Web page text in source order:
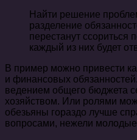
Найти решение
разделение
перестанут ссориться
каждый из них будет
В пример можно привести
и финансовых
ведением общего бюджета
хозяйством. Или ролями
обезьяны гораздо лучше
вопросами, нежели